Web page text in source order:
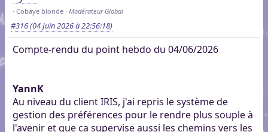
Cobaye blonde Modérateur Global
#316(04 Juin 2026 à 22:56:18)
Compte-rendu du point hebdo du 04/06/2026
YannK
Au niveau du client IRIS, j'ai repris le système de
gestion des préférences pour le rendre plus souple à
l'avenir et que ça supervise aussi les chemins vers les